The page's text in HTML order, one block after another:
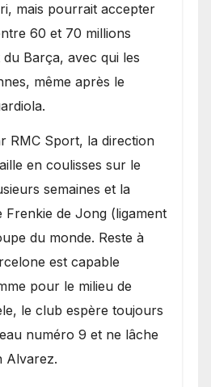
mais pourrait accepter
60 et 70 millions
du Barça, avec qui les
même après le
RMC Sport, la direction
en coulisses sur le
semaines et la
Frenkie de Jong (ligament
du monde. Reste à
est capable
pour le milieu de
le club espère toujours
numéro 9 et ne lâche
Alvarez.